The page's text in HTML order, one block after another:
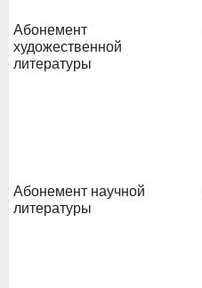
Абонемент
художественной
литературы
Абонемент научной
литературы